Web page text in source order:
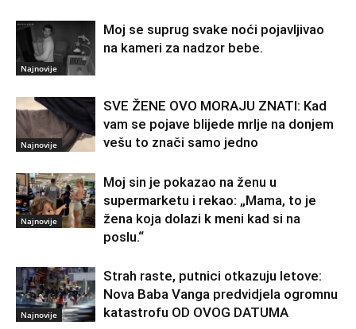
Najnovije
Moj se suprug svake noći pojavljivao
na kameri za nadzor bebe.
Najnovije
SVE ŽENE OVO MORAJU ZNATI: Kad
vam se pojave blijede mrlje na donjem
vešu to znači samo jedno
Najnovije
Moj sin je pokazao na ženu u
supermarketu i rekao: „Mama, to je
žena koja dolazi k meni kad si na
poslu.“
Najnovije
Strah raste, putnici otkazuju letove:
Nova Baba Vanga predvidjela ogromnu
katastrofu OD OVOG DATUMA